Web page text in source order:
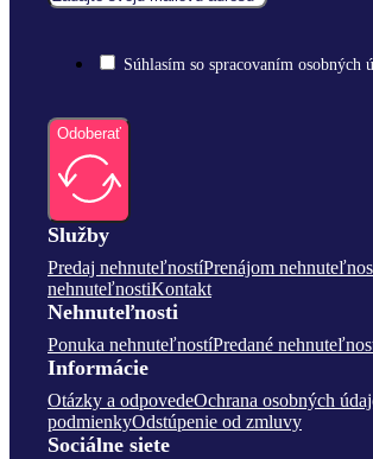
Súhlasím so spracovaním osobných
Odoberať
Služby
Predaj nehnuteľnostíPrenájom
nehnuteľnostiKontakt
Nehnuteľnosti
Ponuka nehnuteľnostíPredané
Informácie
Otázky a odpovedeOchrana osobných
podmienkyOdstúpenie od zmluvy
Sociálne siete